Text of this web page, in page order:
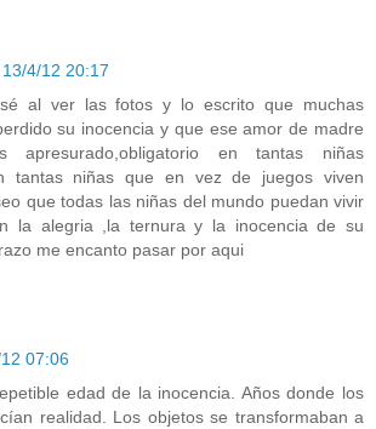
13/4/12 20:17
al ver las fotos y lo escrito que muchas
su inocencia y que ese amor de madre
apresurado,obligatorio en tantas niñas
tantas niñas que en vez de juegos viven
que todas las niñas del mundo puedan vivir
la alegria ,la ternura y la inocencia de su
me encanto pasar por aqui
07:06
edad de la inocencia. Años donde los
realidad. Los objetos se transformaban a